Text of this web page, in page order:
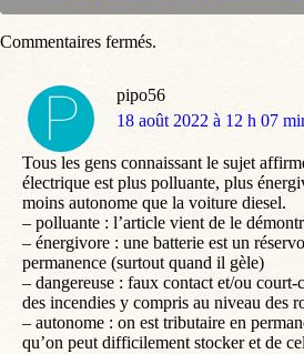
pipo56
dit
18 août 2022 à 12 h 07
Tous les gens connaissant le sujet
électrique est plus polluante, plus
moins autonome que la voiture diesel.
– polluante : l’article vient de le
– énergivore : une batterie est un
permanence (surtout quand il gèle)
– dangereuse : faux contact et/ou
des incendies y compris au niveau des
– autonome : on est tributaire en
qu’on peut difficilement stocker et de
Commentaires fermés.